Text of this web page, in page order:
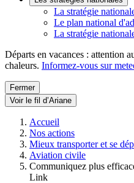
La stratégie
Le plan national
La stratégie
Départs en vacances : attention
chaleurs. Informez-vous sur
Fermer
Voir le fil d’Ariane
Accueil
Nos actions
Mieux transporter et se
Aviation civile
Communiquez plus
Link